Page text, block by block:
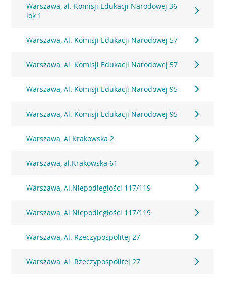
Warszawa, al. Komisji Edukacji Narodowej 36
lok.1
Warszawa, Al. Komisji Edukacji Narodowej 57
Warszawa, Al. Komisji Edukacji Narodowej 57
Warszawa, Al. Komisji Edukacji Narodowej 95
Warszawa, Al. Komisji Edukacji Narodowej 95
Warszawa, Al.Krakowska 2
Warszawa, al.Krakowska 61
Warszawa, Al.Niepodległości 117/119
Warszawa, Al.Niepodległości 117/119
Warszawa, Al. Rzeczypospolitej 27
Warszawa, Al. Rzeczypospolitej 27